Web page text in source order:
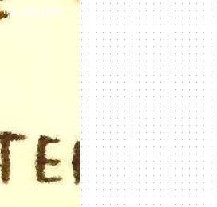
udn網路城邦